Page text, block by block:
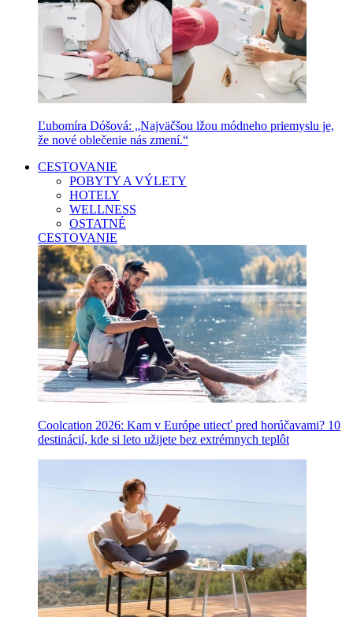
Ľubomíra Dóšová: „Najväčšou lžou módneho priemyslu je,
že nové oblečenie nás zmení.“
CESTOVANIE
POBYTY A VÝLETY
HOTELY
WELLNESS
OSTATNÉ
CESTOVANIE
Coolcation 2026: Kam v Európe utiecť pred horúčavami? 10
destinácií, kde si leto užijete bez extrémnych teplôt